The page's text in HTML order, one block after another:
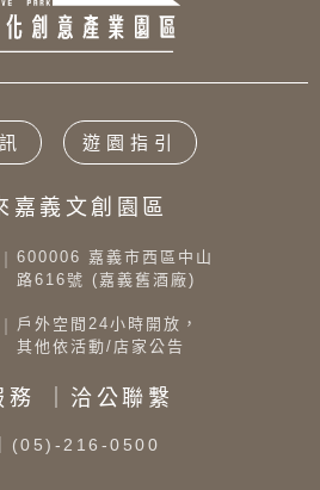
遊園指引
嘉義文創園區
600006 嘉義市西區中山
路616號 (嘉義舊酒廠)
戶外空間24小時開放，
其他依活動/店家公告
務 ｜洽公聯繫
(05)-216-0500